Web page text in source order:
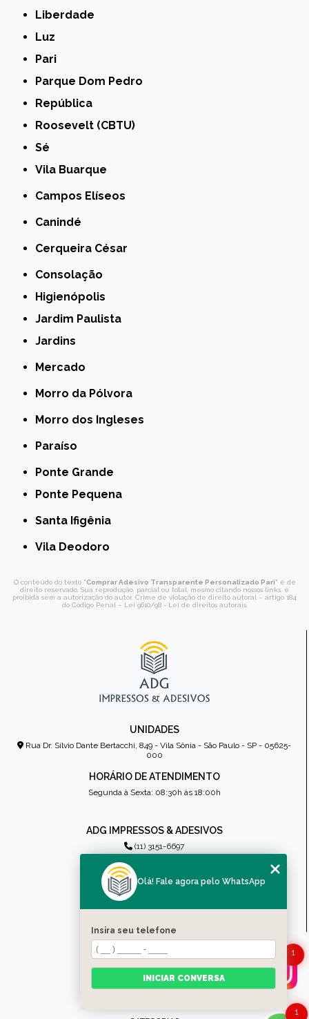
Liberdade
Luz
Pari
Parque Dom Pedro
República
Roosevelt (CBTU)
Sé
Vila Buarque
Campos Elíseos
Canindé
Cerqueira César
Consolação
Higienópolis
Jardim Paulista
Jardins
Mercado
Morro da Pólvora
Morro dos Ingleses
Paraíso
Ponte Grande
Ponte Pequena
Santa Ifigênia
Vila Deodoro
O conteúdo do texto "Comprar Adesivo Transparente Personalizado Pari" é de
direito reservado. Sua reprodução, parcial ou total, mesmo citando nossos links, é
proibida sem a autorização do autor. Crime de violação de direito autoral – artigo 184
do Código Penal – Lei 9610/98 - Lei de direitos autorais.
UNIDADES
Rua Dr. Sílvio Dante Bertacchi, 849 - Vila Sônia - São Paulo - SP - 05625-
000
HORÁRIO DE ATENDIMENTO
Segunda à Sexta: 08:30h às 18:00h
ADG IMPRESSOS & ADESIVOS
(11) 3151-6697
atendimento@impressosadg.com.br
SIGA-NOS
MENU
HOME
QUEM SOMOS
1
1
Olá! Fale agora pelo WhatsApp
Insira seu telefone
INICIAR CONVERSA